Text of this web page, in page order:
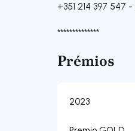
+351 214 397 547 -
**************
Prémios
2023